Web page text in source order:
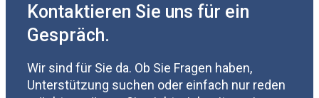
Kontaktieren Sie uns für ein
Gespräch.
Wir sind für Sie da. Ob Sie Fragen haben,
Unterstützung suchen oder einfach nur reden